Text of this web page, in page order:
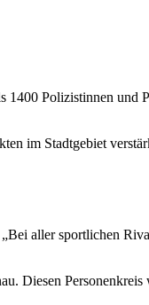
Polizistinnen und
im Stadtgebiet
aller sportlichen
Diesen